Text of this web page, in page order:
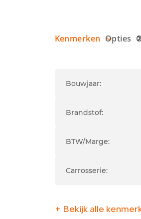
Kenmerken Opties
Bouwjaar:
Brandstof:
BTW/Marge:
Carrosserie:
+ Bekijk alle